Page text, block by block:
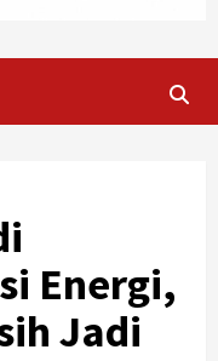
Energi,
Jadi